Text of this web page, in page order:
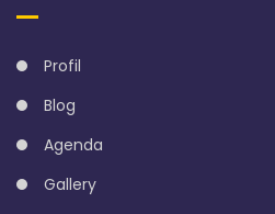
Profil
Blog
Agenda
Gallery